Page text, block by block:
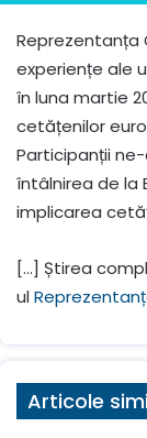
Reprezentanța
experiențe ale
în luna martie
cetățenilor
Participanții
întâlnirea de la
implicarea
[…] Știrea
ul
Articole